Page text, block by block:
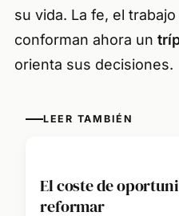
su vida. La fe, el
conforman ahora un
orienta sus decisiones.
LEER TAMBIÉN
El coste de
reformar